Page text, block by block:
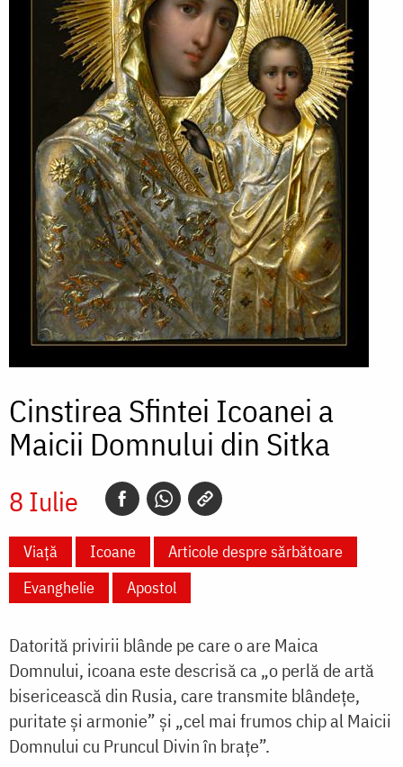
Cinstirea Sfintei Icoanei a
Maicii Domnului din Sitka
8 Iulie
Viață Icoane
Articole despre sărbătoare
Evanghelie
Apostol
Datorită privirii blânde pe care o are Maica
Domnului, icoana este descrisă ca „o perlă de artă
bisericească din Rusia, care transmite blândețe,
puritate și armonie” și „cel mai frumos chip al Maicii
Domnului cu Pruncul Divin în brațe”.